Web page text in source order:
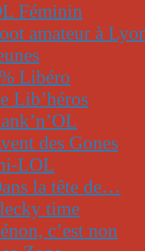
Féminin
amateur à
Libéro
Lib’héros
des Gones
LOL
la tête de…
time
c’est non